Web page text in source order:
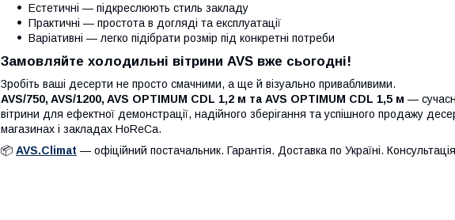
Естетичні — підкреслюють стиль закладу
Практичні — простота в догляді та експлуатації
Варіативні — легко підібрати розмір під конкретні потреби
Замовляйте холодильні вітрини AVS вже сьогодні!
Зробіть ваші десерти не просто смачними, а ще й візуально привабливими.
AVS/750, AVS/1200, AVS OPTIMUM CDL 1,2 м та AVS OPTIMUM CDL 1,5 м —
вітрини для ефектної демонстрації, надійного зберігання та успішного продажу
магазинах і закладах HoReCa.
📦 AVS.Climat — офіційний постачальник. Гарантія. Доставка по Україні.